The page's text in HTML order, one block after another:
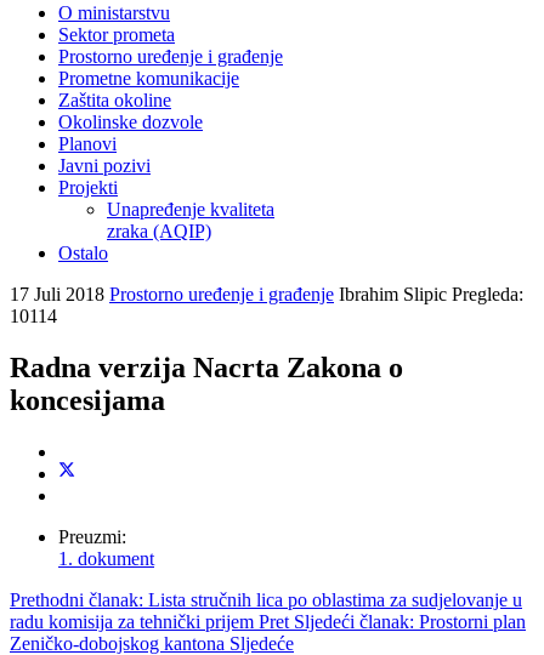
O ministarstvu
Sektor prometa
Prostorno uređenje i građenje
Prometne komunikacije
Zaštita okoline
Okolinske dozvole
Planovi
Javni pozivi
Projekti
Unapređenje kvaliteta
zraka (AQIP)
Ostalo
17 Juli 2018 Prostorno uređenje i građenje Ibrahim Slipic Pregleda:
10114
Radna verzija Nacrta Zakona o
koncesijama
Preuzmi:
1. dokument
Prethodni članak: Lista stručnih lica po oblastima za sudjelovanje u
radu komisija za tehnički prijem Pret Sljedeći članak: Prostorni plan
Zeničko-dobojskog kantona Sljedeće